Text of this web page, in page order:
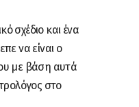
σχέδιο και ένα
να είναι ο
με βάση αυτά
στο